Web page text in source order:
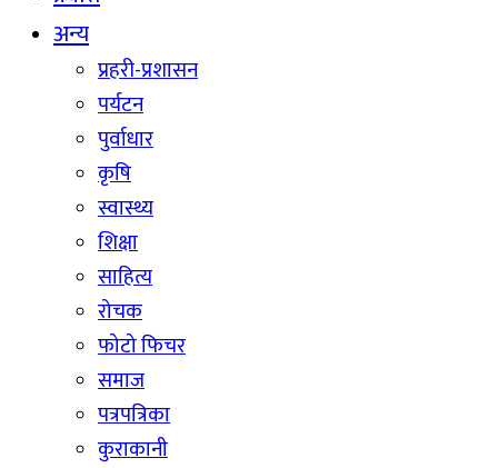
अन्य
प्रहरी-प्रशासन
पर्यटन
पुर्वाधार
कृषि
स्वास्थ्य
शिक्षा
साहित्य
रोचक
फोटो फिचर
समाज
पत्रपत्रिका
कुराकानी